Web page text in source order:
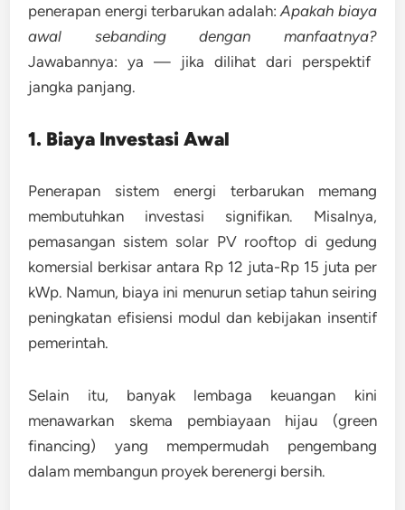
penerapan energi terbarukan adalah:Apakah biaya
awal sebanding dengan manfaatnya?
Jawabannya: ya — jika dilihat dari perspektif
jangka panjang.
1. Biaya Investasi Awal
Penerapan sistem energi terbarukan memang
membutuhkan investasi signifikan. Misalnya,
pemasangan sistem solar PV rooftop di gedung
komersial berkisar antara Rp 12 juta-Rp 15 juta per
kWp. Namun, biaya ini menurun setiap tahun seiring
peningkatan efisiensi modul dan kebijakan insentif
pemerintah.
Selain itu, banyak lembaga keuangan kini
menawarkan skema pembiayaan hijau (green
financing) yang mempermudah pengembang
dalam membangun proyek berenergi bersih.